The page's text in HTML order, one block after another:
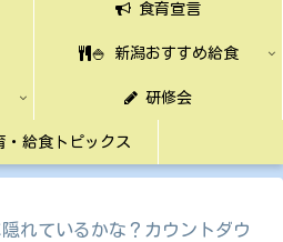
食育宣言
🍚 新潟おすすめ給食
研修会
・給食トピックス
れているかな？カウントダウ